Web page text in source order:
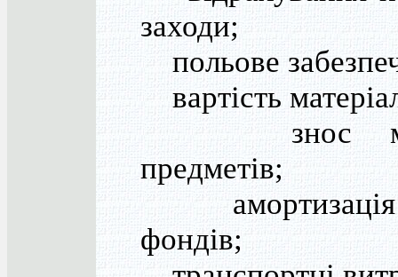
заходи;
польове
вартість
знос
предметів;
амортизація
фондів;